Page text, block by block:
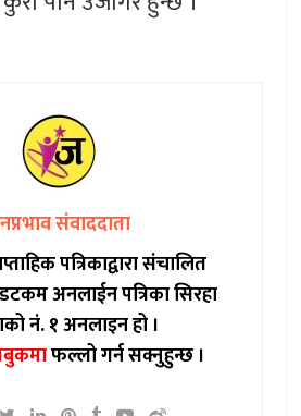
संवाददाता
पत्रिकाद्वारा संचालित
अनलाईन पत्रिका सिरहा
नं. १ अनलाइन हो ।
फल्लो गर्न सक्नुहुन्छ ।